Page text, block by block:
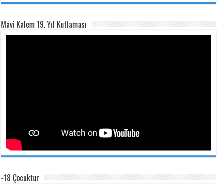
Mavi Kalem 19. Yıl Kutlaması
-18 Çocuktur